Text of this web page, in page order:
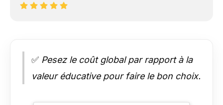
✅ Pesez le coût global par rapport à la
valeur éducative pour faire le bon choix.